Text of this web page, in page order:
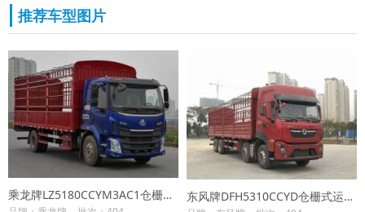
推荐车型图片
乘龙牌LZ5180CCYM3AC1仓栅式运输车 东风牌DFH5310CCYD仓栅式运输车